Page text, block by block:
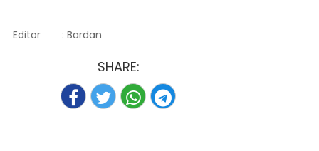
Editor : Bardan
SHARE: